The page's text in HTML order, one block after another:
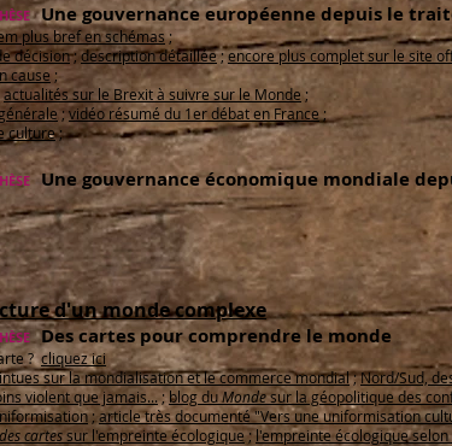
Une gouvernance européenne depuis le
plus bref en schémas;
décision;description détaillée;encore plus complet sur le site
cause ;
actualités sur le Brexit à suivre sur le Monde ;
;vidéo résumé du 1er débat en France ;
culture;
Une gouvernance économique mondiale
d'un monde complexe
Des cartes pour comprendre le monde
?cliquez ici
sur la mondialisation et le commerce mondial;Nord/Sud,
violent que jamais... ;blog duMondesur la géopolitique des
; article très documenté "Vers une uniformisation
cartessur l'empreinte écologique; l'empreinte écologique